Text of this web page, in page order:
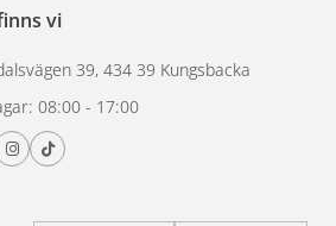
vi
39, 434 39 Kungsbacka
08:00 - 17:00